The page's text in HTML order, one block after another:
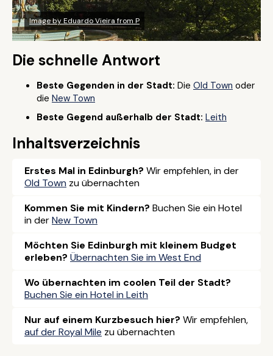
Image by Eduardo Vieira from P
Die schnelle Antwort
Beste Gegenden in der Stadt: Die Old Town oder
die New Town
Beste Gegend außerhalb der Stadt: Leith
Inhaltsverzeichnis
Erstes Mal in Edinburgh? Wir empfehlen, in der
Old Town zu übernachten
Kommen Sie mit Kindern? Buchen Sie ein Hotel
in derNew Town
Möchten Sie Edinburgh mit kleinem Budget
erleben? Übernachten Sie im West End
Wo übernachten im coolen Teil der Stadt?
Buchen Sie ein Hotel in Leith
Nur auf einem Kurzbesuch hier? Wir empfehlen,
auf der Royal Mile zu übernachten